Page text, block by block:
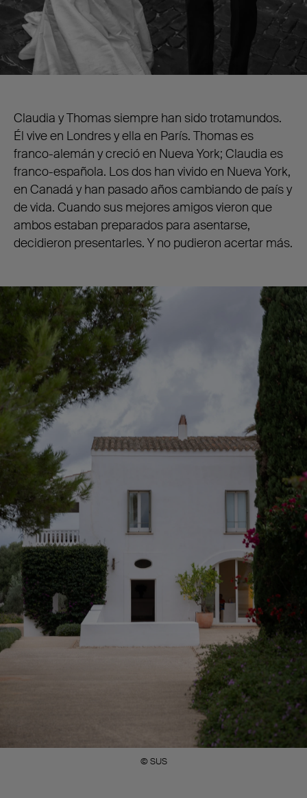
Claudia y Thomas siempre han sido trotamundos.
Él vive en Londres y ella en París. Thomas es
franco-alemán y creció en Nueva York; Claudia es
franco-española. Los dos han vivido en Nueva York,
en Canadá y han pasado años cambiando de país y
de vida. Cuando sus mejores amigos vieron que
ambos estaban preparados para asentarse,
decidieron presentarles. Y no pudieron acertar más.
© SUS